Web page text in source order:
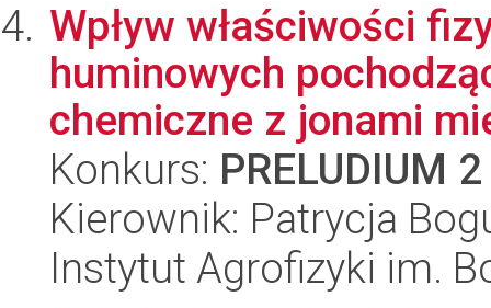
Wpływ właściwości
huminowych
chemiczne z jonami
Konkurs: PRELUDIUM 2
Kierownik: Patrycja
Instytut Agrofizyki im.